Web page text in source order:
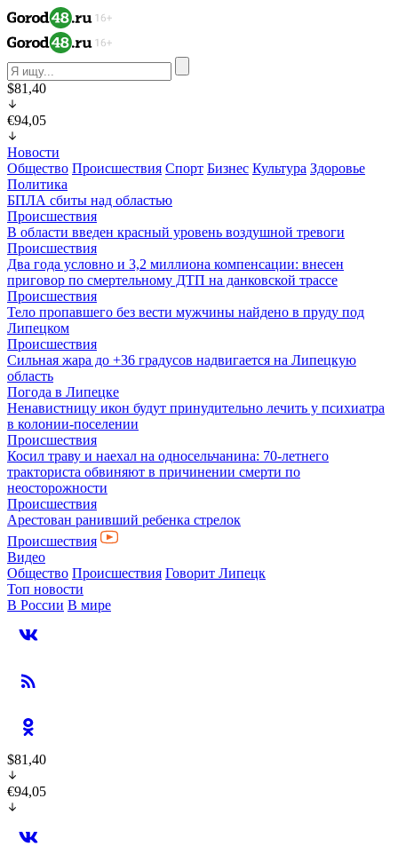
$81,40
€94,05
Новости
Общество Происшествия Спорт Бизнес Культура Здоровье
Политика
БПЛА сбиты над областью
Происшествия
В области введен красный уровень воздушной тревоги
Происшествия
Два года условно и 3,2 миллиона компенсации: внесен
приговор по смертельному ДТП на данковской трассе
Происшествия
Тело пропавшего без вести мужчины найдено в пруду под
Липецком
Происшествия
Сильная жара до +36 градусов надвигается на Липецкую
область
Погода в Липецке
Ненавистницу икон будут принудительно лечить у психиатра
в колонии-поселении
Происшествия
Косил траву и наехал на односельчанина: 70-летнего
тракториста обвиняют в причинении смерти по
неосторожности
Происшествия
Арестован ранивший ребенка стрелок
Происшествия
Видео
Общество Происшествия Говорит Липецк
Топ новости
В России В мире
$81,40
€94,05